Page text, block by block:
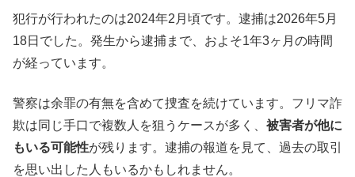
犯行が行われたのは2024年2月頃です。逮捕は2026年5月
18日でした。発生から逮捕まで、およそ1年3ヶ月の時間
が経っています。
警察は余罪の有無を含めて捜査を続けています。フリマ詐
欺は同じ手口で複数人を狙うケースが多く、 被害者が他に
もいる可能性が残ります。逮捕の報道を見て、過去の取引
を思い出した人もいるかもしれません。